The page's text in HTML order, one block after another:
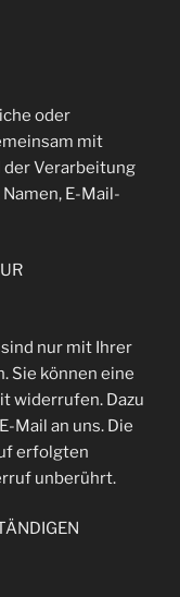
oder
mit
der Verarbeitung
E-Mail-
nur mit Ihrer
Sie können eine
widerrufen. Dazu
Mail an uns. Die
erfolgten
unberührt.